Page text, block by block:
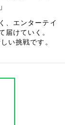
、エンターテイ
届けていく。
い挑戦です。